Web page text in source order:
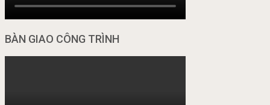
BÀN GIAO CÔNG TRÌNH